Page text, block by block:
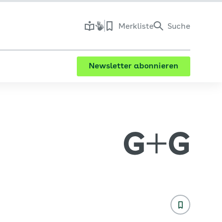
Merkliste Suche
Newsletter abonnieren